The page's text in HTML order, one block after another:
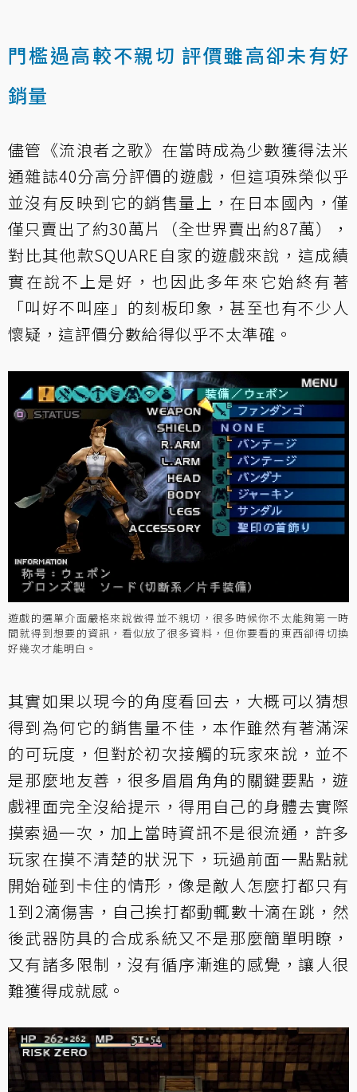
門檻過高較不親切 評價雖高卻未有好
銷量
儘管《流浪者之歌》在當時成為少數獲得法米
通雜誌40分高分評價的遊戲，但這項殊榮似乎
並沒有反映到它的銷售量上，在日本國內，僅
僅只賣出了約30萬片（全世界賣出約87萬），
對比其他款SQUARE自家的遊戲來說，這成績
實在說不上是好，也因此多年來它始終有著
「叫好不叫座」的刻板印象，甚至也有不少人
懷疑，這評價分數給得似乎不太準確。
遊戲的選單介面嚴格來說做得並不親切，很多時候你不太能夠第一時
間就得到想要的資訊，看似放了很多資料，但你要看的東西卻得切換
好幾次才能明白。
其實如果以現今的角度看回去，大概可以猜想
得到為何它的銷售量不佳，本作雖然有著滿深
的可玩度，但對於初次接觸的玩家來說，並不
是那麼地友善，很多眉眉角角的關鍵要點，遊
戲裡面完全沒給提示，得用自己的身體去實際
摸索過一次，加上當時資訊不是很流通，許多
玩家在摸不清楚的狀況下，玩過前面一點點就
開始碰到卡住的情形，像是敵人怎麼打都只有
1到2滴傷害，自己挨打都動輒數十滴在跳，然
後武器防具的合成系統又不是那麼簡單明瞭，
又有諸多限制，沒有循序漸進的感覺，讓人很
難獲得成就感。